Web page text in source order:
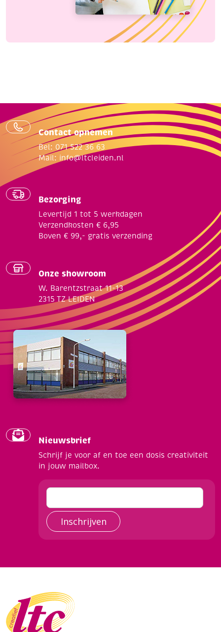
Contact opnemen
Bel: 071 522 36 63
Mail: info@ltcleiden.nl
Bezorging
Levertijd 1 tot 5 werkdagen
Verzendkosten € 6,95
Boven € 99,- gratis verzending
Onze showroom
W. Barentzstraat 11-13
2315 TZ LEIDEN
Nieuwsbrief
Schrijf je voor af en toe een dosis creativiteit
in jouw mailbox.
Inschrijven